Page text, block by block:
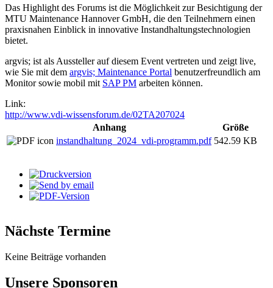
Das Highlight des Forums ist die Möglichkeit zur Besichtigung der
MTU Maintenance Hannover GmbH, die den Teilnehmern einen
praxisnahen Einblick in innovative Instandhaltungstechnologien
bietet.
argvis; ist als Aussteller auf diesem Event vertreten und zeigt live,
wie Sie mit dem argvis; Maintenance Portal benutzerfreundlich am
Monitor sowie mobil mit SAP PM arbeiten können.
Link:
http://www.vdi-wissensforum.de/02TA207024
Anhang
Größe
instandhaltung_2024_vdi-programm.pdf 542.59 KB
Nächste Termine
Keine Beiträge vorhanden
Unsere Sponsoren